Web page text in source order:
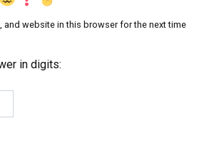
and website in this browser for the next time
in digits: